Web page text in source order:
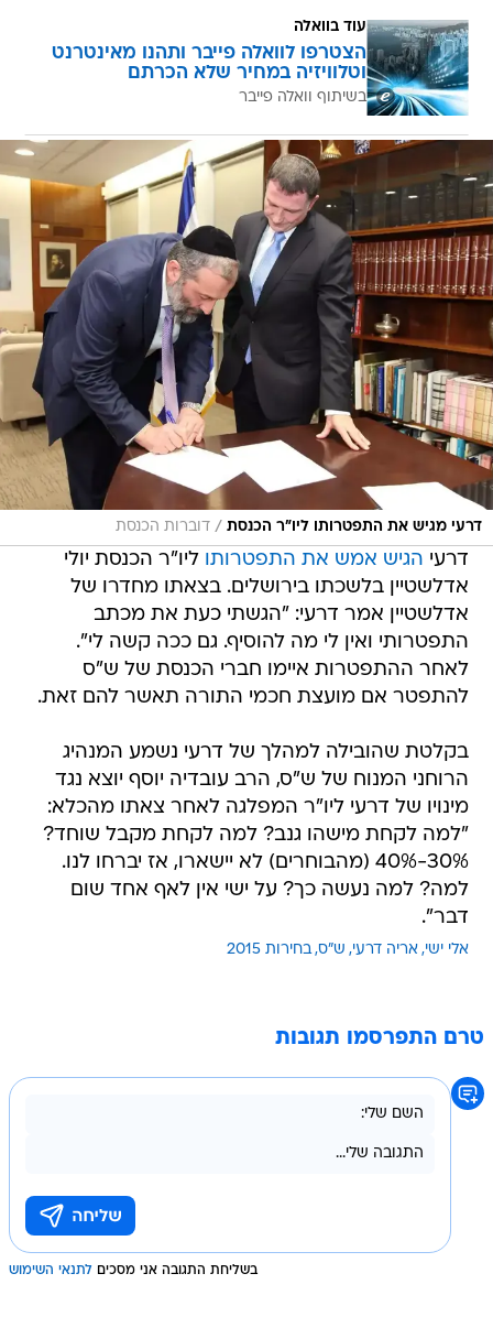
עוד בוואלה
הצטרפו לוואלה פייבר ותהנו מאינטרנט
וטלוויזיה במחיר שלא הכרתם
בשיתוף וואלה פייבר
דרעי מגיש את התפטרותו ליו"ר הכנסת / דוברות הכנסת
דרעי הגיש אמש את התפטרותו ליו"ר הכנסת יולי
אדלשטיין בלשכתו בירושלים. בצאתו מחדרו של
אדלשטיין אמר דרעי: "הגשתי כעת את מכתב
התפטרותי ואין לי מה להוסיף. גם ככה קשה לי".
לאחר ההתפטרות איימו חברי הכנסת של ש"ס
להתפטר אם מועצת חכמי התורה תאשר להם זאת.
בקלטת שהובילה למהלך של דרעי נשמע המנהיג
הרוחני המנוח של ש"ס, הרב עובדיה יוסף יוצא נגד
מינויו של דרעי ליו"ר המפלגה לאחר צאתו מהכלא:
"למה לקחת מישהו גנב? למה לקחת מקבל שוחד?
30%-40% (מהבוחרים) לא יישארו, אז יברחו לנו.
למה? למה נעשה כך? על ישי אין לאף אחד שום
דבר".
אלי ישי אריה דרעי ש"ס בחירות 2015
טרם התפרסמו תגובות
בשליחת התגובה אני מסכים לתנאי השימוש